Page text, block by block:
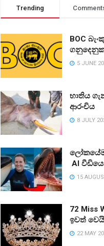
Trending
BOC
5 JUNE
භාතිය
ආරංචිය
8 JULY
AI
15
72 Miss
ඉවත් වෙයි
22 MAY